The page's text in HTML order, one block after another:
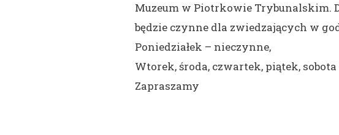
Muzeum w Piotrkowie Trybunalskim.
będzie czynne dla zwiedzających w
Poniedziałek – nieczynne,
Wtorek, środa, czwartek, piątek, sobota
Zapraszamy